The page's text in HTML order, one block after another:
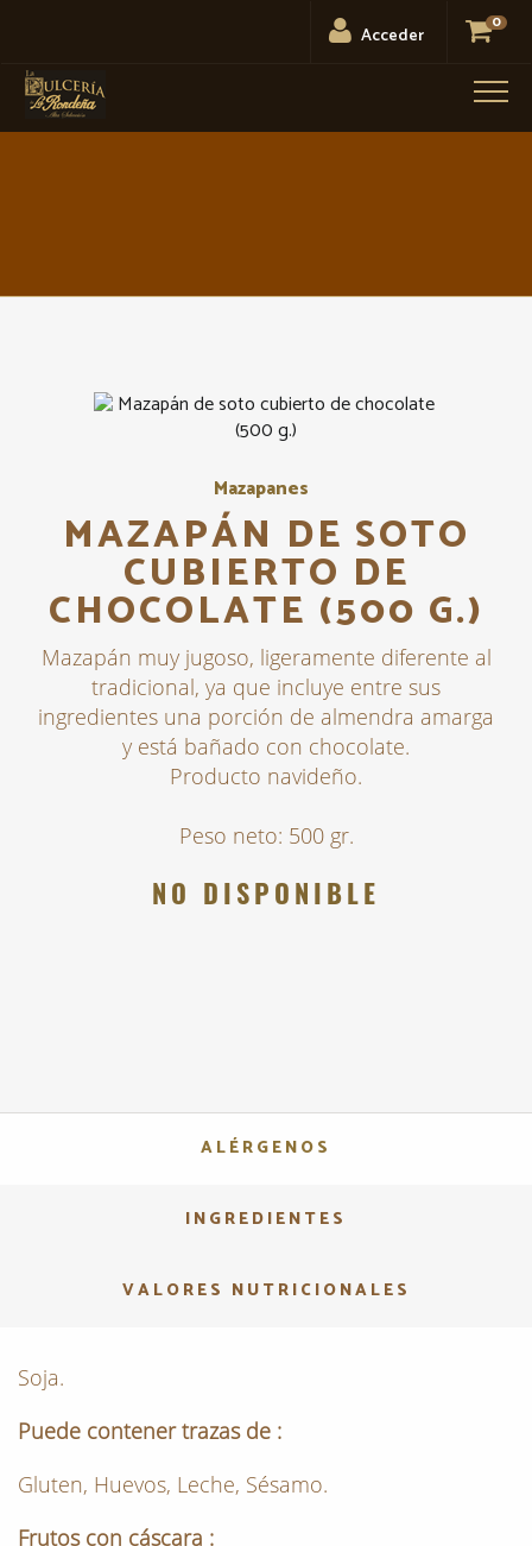
Acceder
0
Menú
Mazapanes
MAZAPÁN DE SOTO
CUBIERTO DE
CHOCOLATE (500 G.)
Mazapán muy jugoso, ligeramente diferente al
tradicional, ya que incluye entre sus
ingredientes una porción de almendra amarga
y está bañado con chocolate.
Producto navideño.
Peso neto: 500 gr.
NO DISPONIBLE
ALÉRGENOS
INGREDIENTES
VALORES NUTRICIONALES
Soja.
Puede contener trazas de :
Gluten, Huevos, Leche, Sésamo.
Frutos con cáscara :